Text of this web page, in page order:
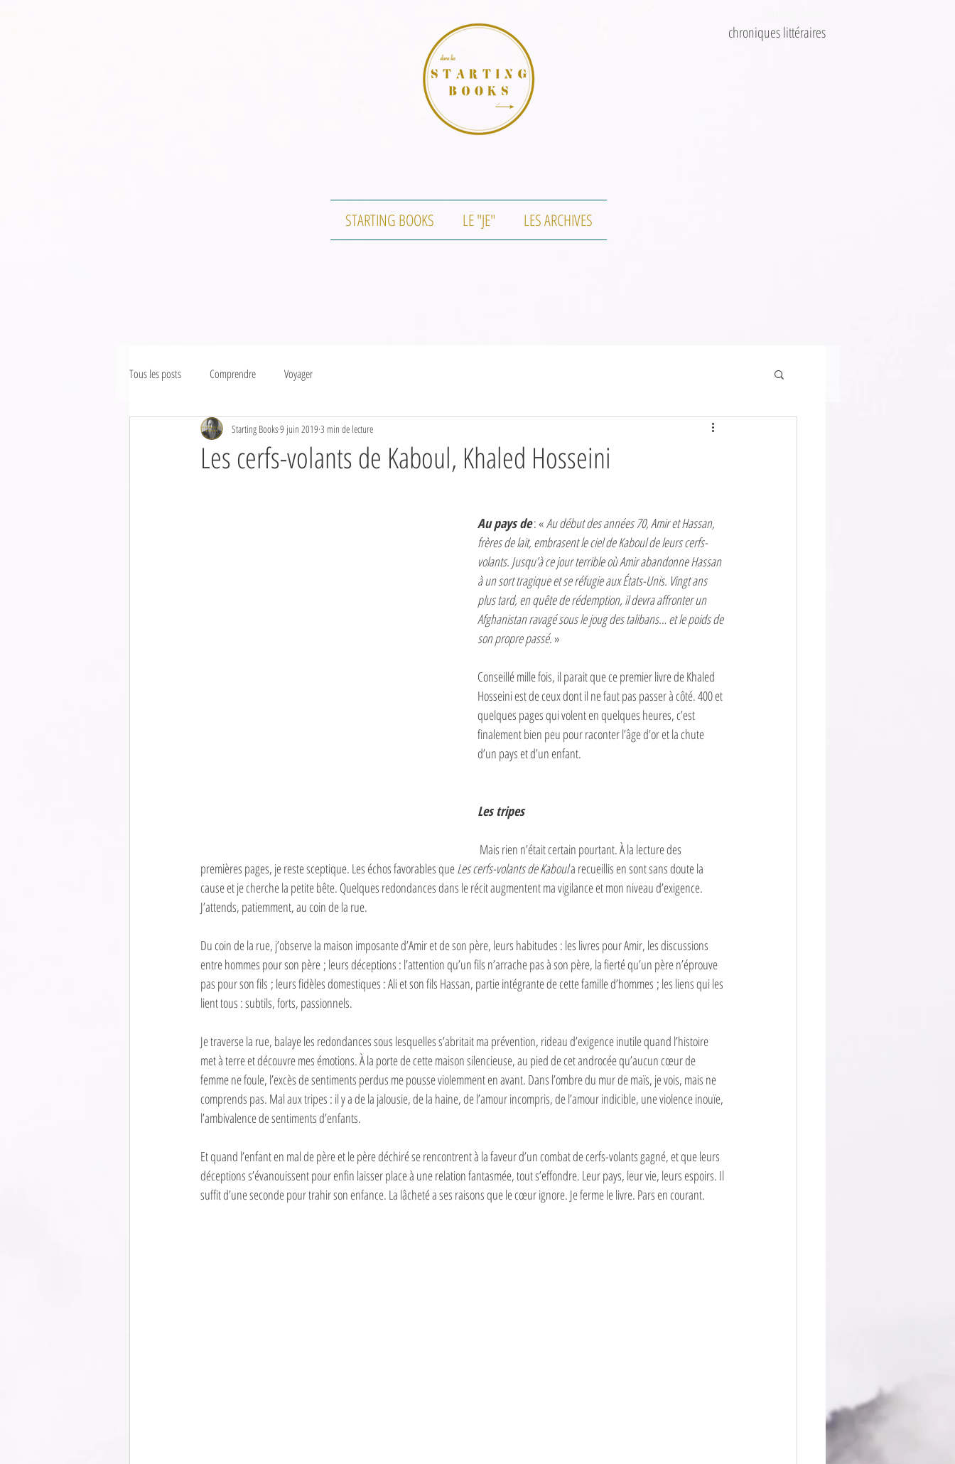
chroniques littéraires
STARTING BOOKS LE "JE" LES ARCHIVES
Tous les posts Comprendre Voyager
Les cerfs-volants de Kaboul, Khaled Hosseini
Starting Books9 juin 2019 3 min de lecture
Au pays de : « Au début des années 70, Amir et Hassan,
frères de lait, embrasent le ciel de Kaboul de leurs cerfs-
volants. Jusqu’à ce jour terrible où Amir abandonne Hassan
à un sort tragique et se réfugie aux États-Unis. Vingt ans
plus tard, en quête de rédemption, il devra affronter un
Afghanistan ravagé sous le joug des talibans… et le poids de
son propre passé. »
Conseillé mille fois, il parait que ce premier livre de Khaled
Hosseini est de ceux dont il ne faut pas passer à côté. 400 et
quelques pages qui volent en quelques heures, c’est
finalement bien peu pour raconter l’âge d’or et la chute
d’un pays et d’un enfant.
Les tripes
premières pages, je reste sceptique. Les échos favorables que Les cerfs-volants de Kaboul a recueillis en sont sans doute la
cause et je cherche la petite bête. Quelques redondances dans le récit augmentent ma vigilance et mon niveau d’exigence.
J’attends, patiemment, au coin de la rue.
Du coin de la rue, j’observe la maison imposante d’Amir et de son père, leurs habitudes : les livres pour Amir, les discussions
entre hommes pour son père ; leurs déceptions : l’attention qu’un fils n’arrache pas à son père, la fierté qu’un père n’éprouve
pas pour son fils ; leurs fidèles domestiques : Ali et son fils Hassan, partie intégrante de cette famille d’hommes ; les liens qui les
lient tous : subtils, forts, passionnels.
Je traverse la rue, balaye les redondances sous lesquelles s’abritait ma prévention, rideau d’exigence inutile quand l’histoire
met à terre et découvre mes émotions. À la porte de cette maison silencieuse, au pied de cet androcée qu’aucun cœur de
femme ne foule, l’excès de sentiments perdus me pousse violemment en avant. Dans l’ombre du mur de maïs, je vois, mais ne
comprends pas. Mal aux tripes : il y a de la jalousie, de la haine, de l’amour incompris, de l’amour indicible, une violence inouïe,
l’ambivalence de sentiments d’enfants.
Et quand l’enfant en mal de père et le père déchiré se rencontrent à la faveur d’un combat de cerfs-volants gagné, et que leurs
déceptions s’évanouissent pour enfin laisser place à une relation fantasmée, tout s’effondre. Leur pays, leur vie, leurs espoirs. Il
suffit d’une seconde pour trahir son enfance. La lâcheté a ses raisons que le cœur ignore. Je ferme le livre. Pars en courant.